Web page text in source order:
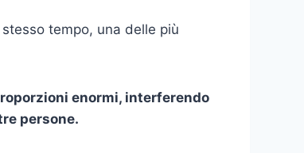
tempo, una delle più
enormi, interferendo
persone.